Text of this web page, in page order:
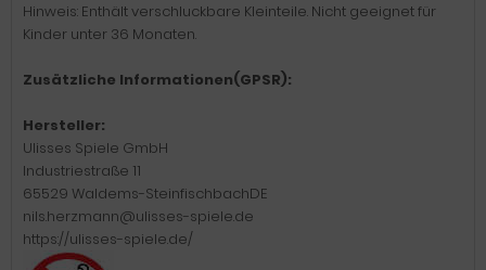
Hinweis: Enthält verschluckbare Kleinteile. Nicht geeignet für
Kinder unter 36 Monaten.
Zusätzliche Informationen(GPSR):
Hersteller:
Ulisses Spiele GmbH
Industriestraße 11
65529 Waldems-SteinfischbachDE
nils.herzmann@ulisses-spiele.de
https://ulisses-spiele.de/